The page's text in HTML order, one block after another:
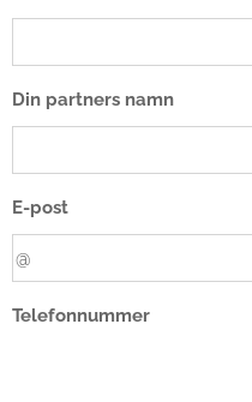
Din partners namn
E-post
Telefonnummer